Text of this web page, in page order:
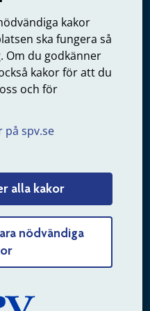
kakor
ska fungera så
Om du godkänner
kakor för att du
och för
på spv.se
alla kakor
nödvändiga
från statlig
till oss